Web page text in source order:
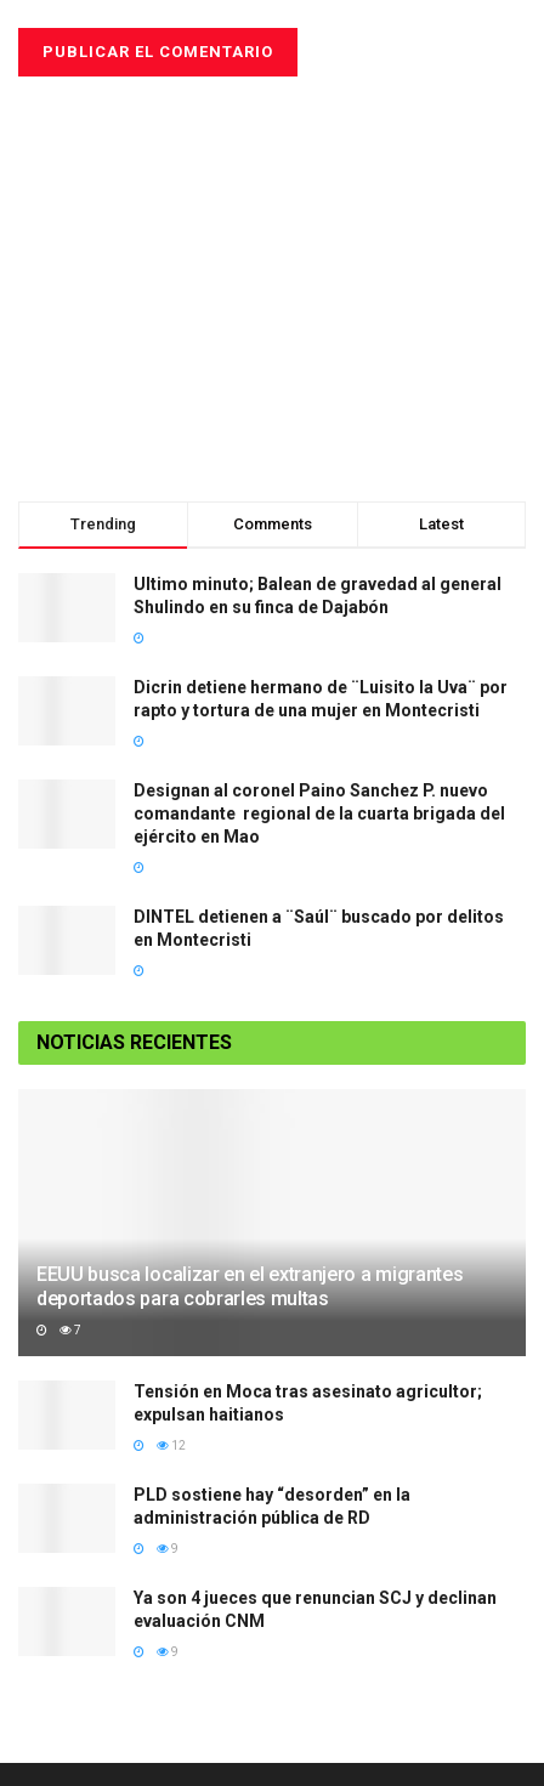
Trending Comments Latest
Ultimo minuto; Balean de gravedad al general
Shulindo en su finca de Dajabón
Dicrin detiene hermano de ¨Luisito la Uva¨ por
rapto y tortura de una mujer en Montecristi
Designan al coronel Paino Sanchez P. nuevo
comandante regional de la cuarta brigada del
ejército en Mao
DINTEL detienen a ¨Saúl¨ buscado por delitos
en Montecristi
NOTICIAS RECIENTES
EEUU busca localizar en el extranjero a migrantes
deportados para cobrarles multas
7
Tensión en Moca tras asesinato agricultor;
expulsan haitianos
12
PLD sostiene hay “desorden” en la
administración pública de RD
9
Ya son 4 jueces que renuncian SCJ y declinan
evaluación CNM
9